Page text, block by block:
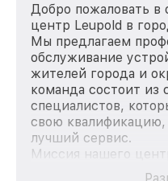
Добро пожаловать
центр Leupold в
Мы предлагаем
обслуживание
жителей города и
команда состоит из
специалистов,
свою квалификацию,
лучший сервис.
Миссия нашего
качественный и